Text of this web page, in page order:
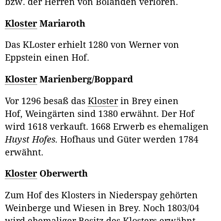
Kloster Mariaroth
Das KLoster erhielt 1280 von Werner von
Eppstein einen Hof.
Kloster Marienberg/Boppard
Vor 1296 besaß das Klosterin Brey einen
Hof, Weingärten sind 1380 erwähnt. Der Hof
wird 1618 verkauft. 1668 Erwerb es ehemaligen
Huyst Hofes. Hofhaus und Güter werden 1784
erwähnt.
Kloster Oberwerth
Zum Hof des Klosters in Niederspay gehörten
Weinberge und Wiesen in Brey. Noch 1803/04